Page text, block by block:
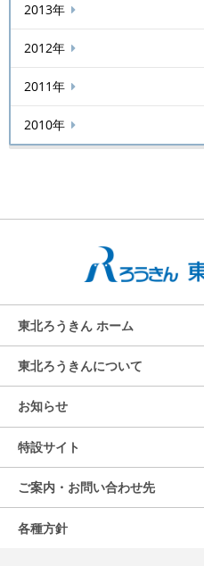
2013年
2012年
2011年
2010年
東北ろうきん ホーム
東北ろうきんについて
お知らせ
特設サイト
ご案内・お問い合わせ先
各種方針